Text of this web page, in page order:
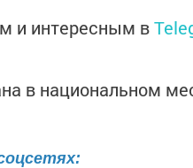
и интересным в
в национальном